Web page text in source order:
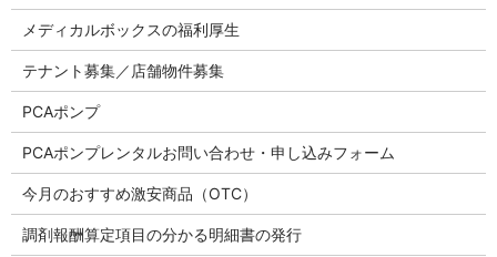
メディカルボックスの福利厚生
テナント募集／店舗物件募集
PCAポンプ
PCAポンプレンタルお問い合わせ・申し込みフォーム
今月のおすすめ激安商品（OTC）
調剤報酬算定項目の分かる明細書の発行